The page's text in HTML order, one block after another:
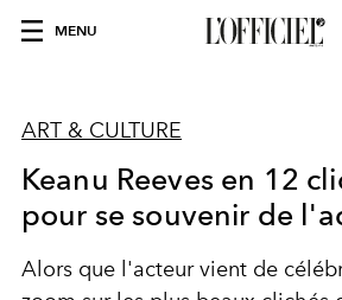
MENU
ART & CULTURE
Keanu Reeves en 12
pour se souvenir de
Alors que l'acteur vient de